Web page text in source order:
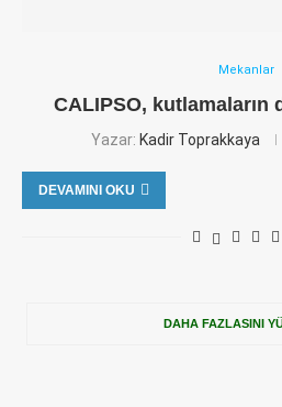
Mekanlar
CALIPSO, kutlamaların
Yazar: Kadir Toprakkaya
DEVAMINI OKU
DAHA FAZLASINI